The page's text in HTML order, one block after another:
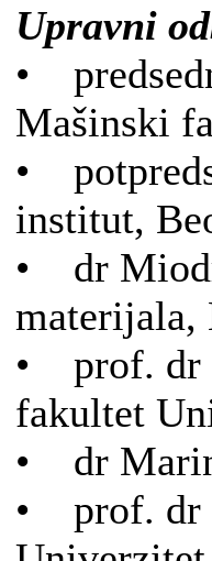
Upravni
•
Mašinski
•
institut,
• dr
materijala,
• prof. dr
fakultet
• dr
• prof. dr